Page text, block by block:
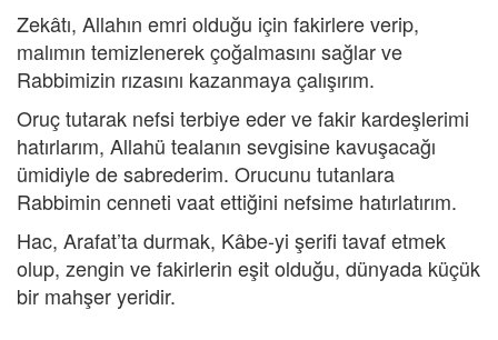
Zekâtı, Allahın emri olduğu için fakirlere verip,
malımın temizlenerek çoğalmasını sağlar ve
Rabbimizin rızasını kazanmaya çalışırım.
Oruç tutarak nefsi terbiye eder ve fakir kardeşlerimi
hatırlarım, Allahü tealanın sevgisine kavuşacağı
ümidiyle de sabrederim. Orucunu tutanlara
Rabbimin cenneti vaat ettiğini nefsime hatırlatırım.
Hac, Arafat’ta durmak, Kâbe-yi şerifi tavaf etmek
olup, zengin ve fakirlerin eşit olduğu, dünyada küçük
bir mahşer yeridir.